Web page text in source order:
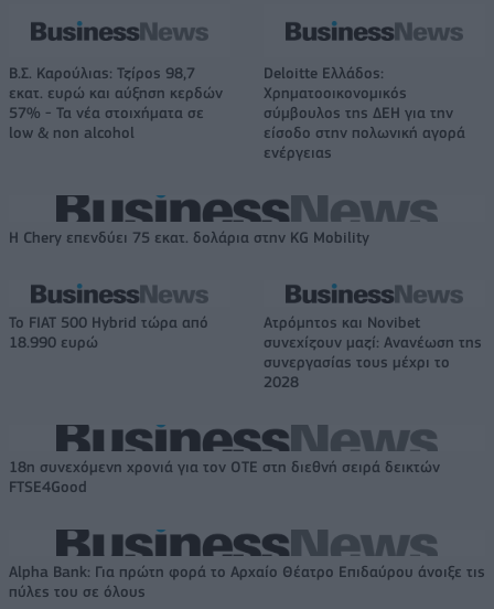
Β.Σ. Καρούλιας: Τζίρος 98,7
εκατ. ευρώ και αύξηση κερδών
57% - Τα νέα στοιχήματα σε
low & non alcohol
Deloitte Ελλάδος:
Χρηματοοικονομικός
σύμβουλος της ΔΕΗ για την
είσοδο στην πολωνική αγορά
ενέργειας
Η Chery επενδύει 75 εκατ. δολάρια στην KG Mobility
Το FIAT 500 Hybrid τώρα από
18.990 ευρώ
Ατρόμητος και Novibet
συνεχίζουν μαζί: Ανανέωση της
συνεργασίας τους μέχρι το
2028
18η συνεχόμενη χρονιά για τον ΟΤΕ στη διεθνή σειρά δεικτών
FTSE4Good
Alpha Bank: Για πρώτη φορά το Αρχαίο Θέατρο Επιδαύρου άνοιξε τις
πύλες του σε όλους